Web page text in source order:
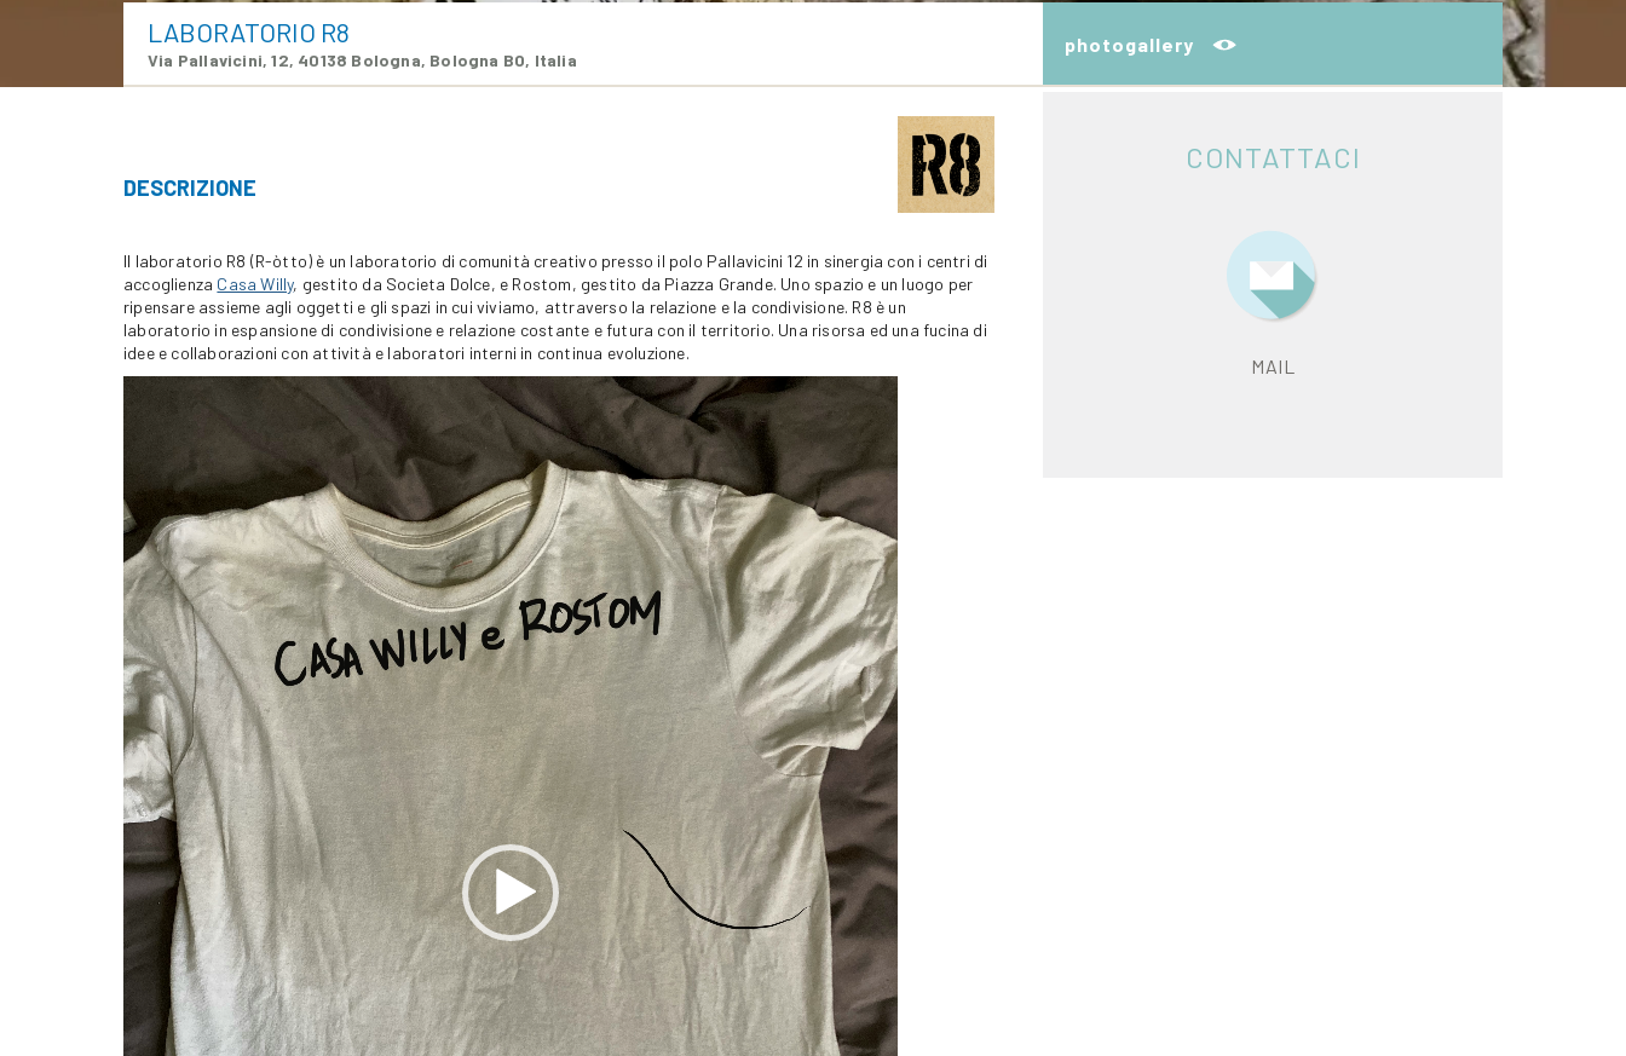
LABORATORIO R8
Via Pallavicini, 12, 40138 Bologna, Bologna BO, Italia
photogallery
DESCRIZIONE
Il laboratorio R8 (R-òtto) è un laboratorio di comunità creativo presso il polo Pallavicini 12 in sinergia con i centri di
accoglienza Casa Willy, gestito da Societa Dolce, e Rostom, gestito da Piazza Grande. Uno spazio e un luogo per
ripensare assieme agli oggetti e gli spazi in cui viviamo, attraverso la relazione e la condivisione. R8 è un
laboratorio in espansione di condivisione e relazione costante e futura con il territorio. Una risorsa ed una fucina di
idee e collaborazioni con attività e laboratori interni in continua evoluzione.
Video
CONTATTACI
MAIL